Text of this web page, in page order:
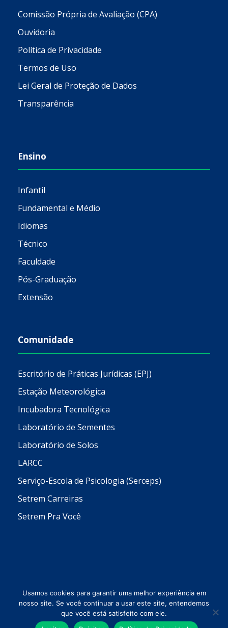
Comissão Própria de Avaliação (CPA)
Ouvidoria
Política de Privacidade
Termos de Uso
Lei Geral de Proteção de Dados
Transparência
Ensino
Infantil
Fundamental e Médio
Idiomas
Técnico
Faculdade
Pós-Graduação
Extensão
Comunidade
Escritório de Práticas Jurídicas (EPJ)
Estação Meteorológica
Incubadora Tecnológica
Laboratório de Sementes
Laboratório de Solos
LARCC
Serviço-Escola de Psicologia (Serceps)
Setrem Carreiras
Setrem Pra Você
Usamos cookies para garantir uma melhor experiência em
nosso site. Se você continuar a usar este site, entendemos
que você está satisfeito com ele.